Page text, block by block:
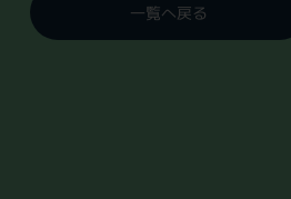
一覧へ戻る